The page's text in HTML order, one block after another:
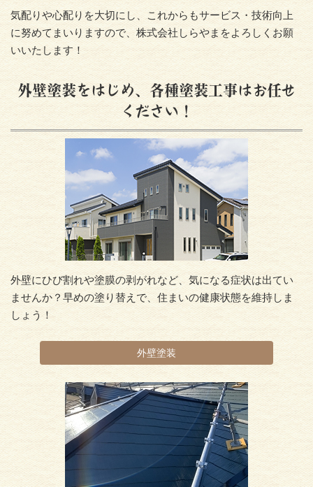
気配りや心配りを大切にし、これからもサービス・技術向上
に努めてまいりますので、株式会社しらやまをよろしくお願
いいたします！
外壁塗装をはじめ、各種塗装工事はお任せ
ください！
外壁にひび割れや塗膜の剥がれなど、気になる症状は出てい
ませんか？早めの塗り替えで、住まいの健康状態を維持しま
しょう！
外壁塗装